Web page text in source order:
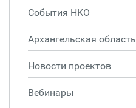
События НКО
Архангельская область
Новости проектов
Вебинары